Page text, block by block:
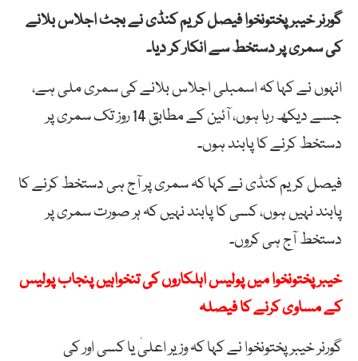
گورنر خیبرپختونخوا فیصل کریم کنڈی نے بجٹ اجلاس بلانے
کی سمری پر دستخط سے انکار کر دیا۔
انہوں نے کہا کہ اسمبلی اجلاس بلانے کی سمری ملی ہے،
جسے دیکھ رہا ہوں، آئین کے مطابق 14 روز تک سمری پر
دستخط کرنے کا پابند ہوں۔
فیصل کریم کنڈی نے کہا کہ سمری پر آج ہی دستخط کرنے کا
پابند نہیں ہوں، کسی کا پابند نہیں کہ ہر صورت سمری پر
دستخط آج ہی کروں۔
خیبرپختونخوا میں پولیس اہلکاروں کی تنخواہیں پنجاب پولیس
کے مساوی کرنے کا فیصلہ
گورنر خیبرپختونخوا نے کہا کہ وزیر اعلیٰ یا کسی اور کی